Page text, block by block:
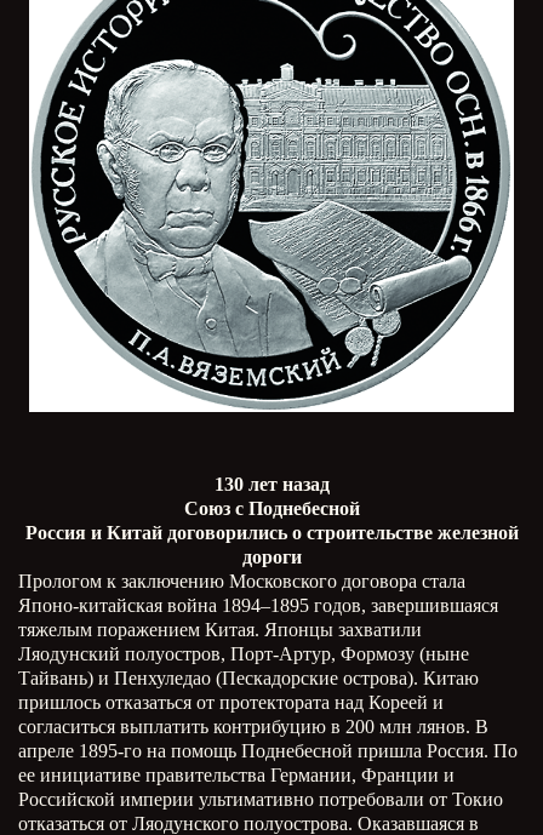
130 лет назад
Союз с Поднебесной
Россия и Китай договорились о строительстве железной
дороги
Прологом к заключению Московского договора стала
Японо-китайская война 1894–1895 годов, завершившаяся
тяжелым поражением Китая. Японцы захватили
Ляодунский полуостров, Порт-Артур, Формозу (ныне
Тайвань) и Пенхуледао (Пескадорские острова). Китаю
пришлось отказаться от протектората над Кореей и
согласиться выплатить контрибуцию в 200 млн лянов. В
апреле 1895-го на помощь Поднебесной пришла Россия. По
ее инициативе правительства Германии, Франции и
Российской империи ультимативно потребовали от Токио
отказаться от Ляодунского полуострова. Оказавшаяся в